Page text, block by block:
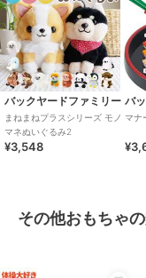
モノマネ 人形 歩く し
この商品は、不良品のみ
ブランド バ
ショップ
商品カテゴリ ホ
バックヤードファミリー
まねまねプラスシリーズ モノ
マネぬいぐるみ2
¥3,548
バ
マナ
その他おもちゃ